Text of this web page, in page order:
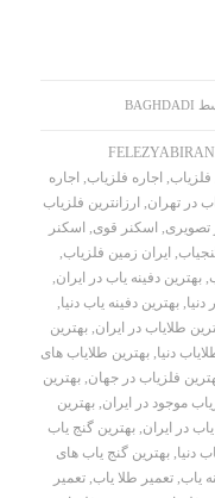
BAGHDADI
, اجاره فلزیاب, اجاره
در تهران,
ارزانترین فلزیاب
تصویری, اسکنر قوی,
اسکنر
, ایران زمین فلزیاب,
,بهترین دفینه یاب در ایران,
دنیا,بهترین دفینه یاب دنیا,
طلایاب در ایران, بهترین
دنیا, بهترین طلایاب های
فلزیاب در جهان,بهترین
موجود در ایران, بهترین
در ایران, بهترین گنج یاب
دنیا, بهترین گنج یاب های
یاب,تعمیر طلا یاب,تعمیر